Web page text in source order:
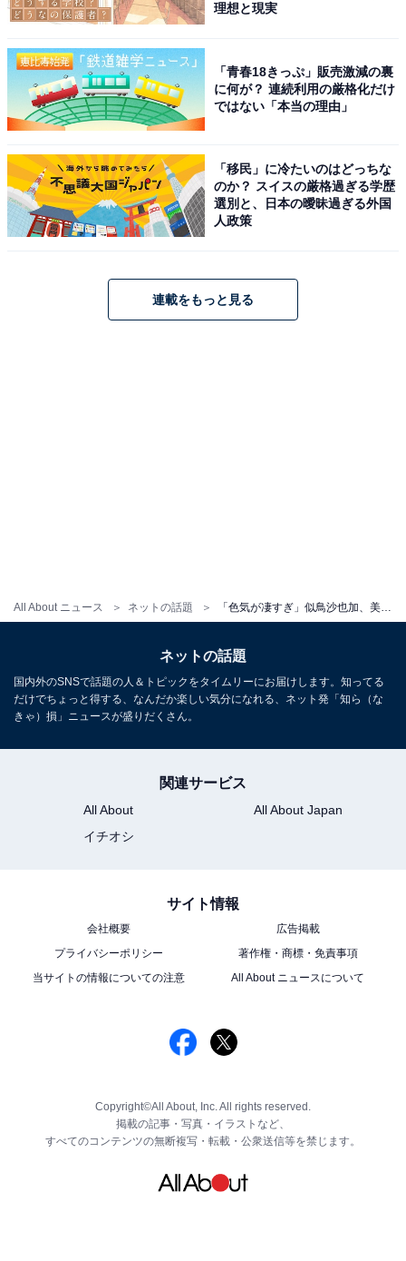
All About ニュース ネットの話題
理想と現実
「青春18きっぷ」販売激減の裏
に何が？ 連続利用の厳格化だけ
ではない「本当の理由」
「移民」に冷たいのはどっちな
のか？ スイスの厳格過ぎる学歴
選別と、日本の曖昧過ぎる外国
人政策
連載をもっと見る
ネットの話題
国内外のSNSで話題の人＆トピックをタイムリーにお届けします。知ってる
だけでちょっと得する、なんだか楽しい気分になれる、ネット発「知ら（な
きゃ）損」ニュースが盛りだくさん。
関連サービス
All About
All About Japan
イチオシ
サイト情報
会社概要
広告掲載
プライバシーポリシー
著作権・商標・免責事項
当サイトの情報についての注意
All About ニュースについて
Copyright©All About, Inc. All rights reserved.
掲載の記事・写真・イラストなど、
すべてのコンテンツの無断複写・転載・公衆送信等を禁じます。